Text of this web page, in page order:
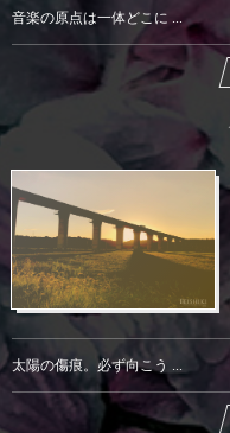
音楽の原点は一体どこに ...
太陽の傷痕。必ず向こう ...